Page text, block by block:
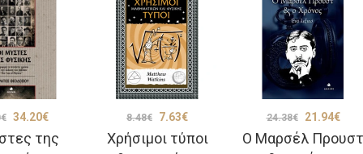
της
€
Original
price
34.20€Η
τρέχουσα
Χρήσιμοι τύποι
8.48€
Original
price
7.63€Η
τρέχουσα
Ο Μαρσέλ Προυστ
24.38€
Original
price
21.94€Η